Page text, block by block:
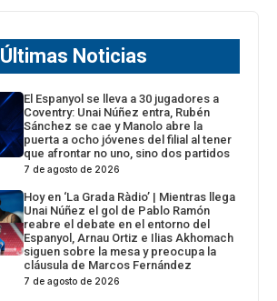
Últimas Noticias
El Espanyol se lleva a 30 jugadores a
Coventry: Unai Núñez entra, Rubén
Sánchez se cae y Manolo abre la
puerta a ocho jóvenes del filial al tener
que afrontar no uno, sino dos partidos
7 de agosto de 2026
Hoy en ‘La Grada Ràdio’ | Mientras llega
Unai Núñez el gol de Pablo Ramón
reabre el debate en el entorno del
Espanyol, Arnau Ortiz e Ilias Akhomach
siguen sobre la mesa y preocupa la
cláusula de Marcos Fernández
7 de agosto de 2026